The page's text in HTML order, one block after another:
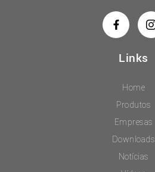
Links
Home
Produtos
Empresas
Downloads
Notícias